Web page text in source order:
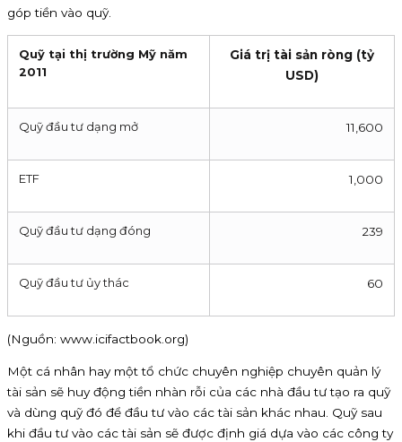
góp tiền vào quỹ.
Quỹ tại thị trường Mỹ năm
2011
Giá trị tài sản ròng (tỷ
USD)
Quỹ đầu tư dạng mở 11,600
ETF 1,000
Quỹ đầu tư dạng đóng 239
Quỹ đầu tư ủy thác 60
(Nguồn: www.icifactbook.org)
Một cá nhân hay một tổ chức chuyên nghiệp chuyên quản lý
tài sản sẽ huy động tiền nhàn rỗi của các nhà đầu tư tạo ra quỹ
và dùng quỹ đó để đầu tư vào các tài sản khác nhau. Quỹ sau
khi đầu tư vào các tài sản sẽ được định giá dựa vào các công ty